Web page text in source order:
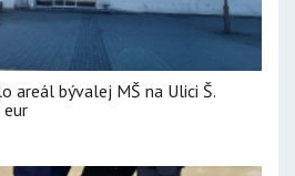
areál bývalej MŠ na Ulici Š.